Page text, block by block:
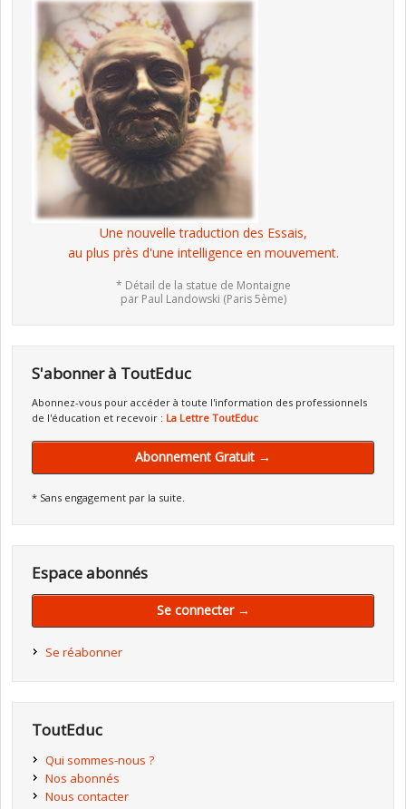
Une nouvelle traduction des Essais,
au plus près d'une intelligence en mouvement.
* Détail de la statue de Montaigne
par Paul Landowski (Paris 5ème)
S'abonner à ToutEduc
Abonnez-vous pour accéder à toute l'information des professionnels
de l'éducation et recevoir : La Lettre ToutEduc
Abonnement Gratuit →
* Sans engagement par la suite.
Espace abonnés
Se connecter →
Se réabonner
ToutEduc
Qui sommes-nous ?
Nos abonnés
Nous contacter